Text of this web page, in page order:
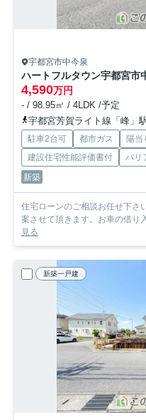
宇都宮市中今泉
ハートフルタウン宇都宮市
4,590万円
- / 98.95㎡ / 4LDK /予定
宇都宮芳賀ライト線「峰」
駐車2台可 都市ガス 陽当
建設住宅性能評価書付
バリ
新築
住宅ローンのご相談お任せ下さ
案させて頂きます。お車の借り
見る
新築一戸建